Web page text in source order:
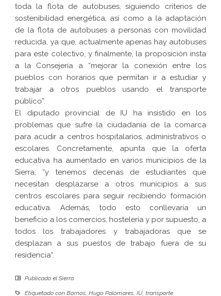
toda la flota de autobuses, siguiendo criterios de
sostenibilidad energética, así como a la adaptación
de la flota de autobuses a personas con movilidad
reducida, ya que, actualmente apenas hay autobuses
para este colectivo, y finalmente, la proposición insta
a la Consejería a “mejorar la conexión entre los
pueblos con horarios que permitan ir a estudiar y
trabajar a otros pueblos usando el transporte
público”.
El diputado provincial de IU ha insistido en los
problemas que sufre la ciudadanía de la comarca
para acudir a centros hospitalarios, administrativos o
escolares. Concretamente, apunta que la oferta
educativa ha aumentado en varios municipios de la
Sierra, “y tenemos decenas de estudiantes que
necesitan desplazarse a otros municipios a sus
centros escolares para seguir recibiendo formación
educativa. Además, todo esto conllevaría un
beneficio a los comercios, hostelería y por supuesto, a
todos los trabajadores y trabajadoras que se
desplazan a sus puestos de trabajo fuera de su
residencia”.
Publicado el Sierra
Etiquetado con Bornos, Hugo Palomares, IU, transporte